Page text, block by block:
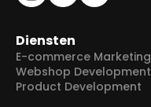
Diensten
E-commerce Marketing
Webshop Development
Product Development